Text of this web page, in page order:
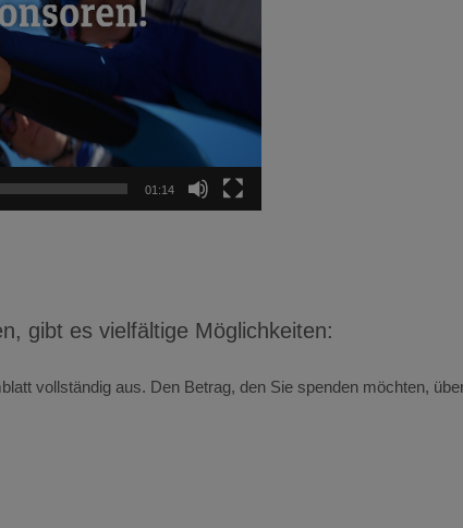
01:14
gibt es vielfältige Möglichkeiten:
vollständig aus. Den Betrag, den Sie spenden möchten,